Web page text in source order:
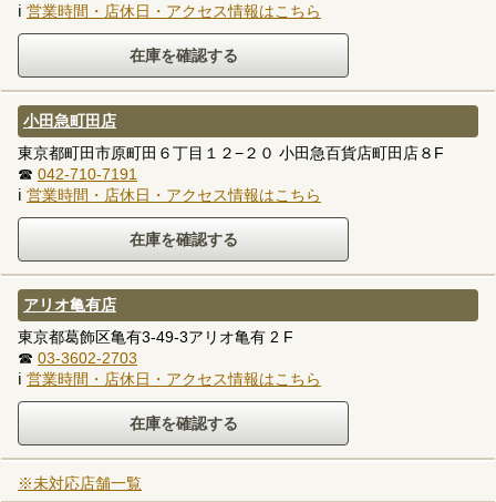
ℹ 営業時間・店休日・アクセス情報はこちら
小田急町田店
東京都町田市原町田６丁目１２−２０ 小田急百貨店町田店８F
☎ 042-710-7191
ℹ 営業時間・店休日・アクセス情報はこちら
アリオ亀有店
東京都葛飾区亀有3-49-3アリオ亀有 2 F
☎ 03-3602-2703
ℹ 営業時間・店休日・アクセス情報はこちら
※未対応店舗一覧